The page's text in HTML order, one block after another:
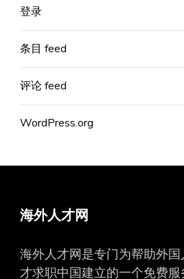
登录
条目 feed
评论 feed
WordPress.org
海外人才网
海外人才网是专门为帮助外
才求职中国建立的一个免费